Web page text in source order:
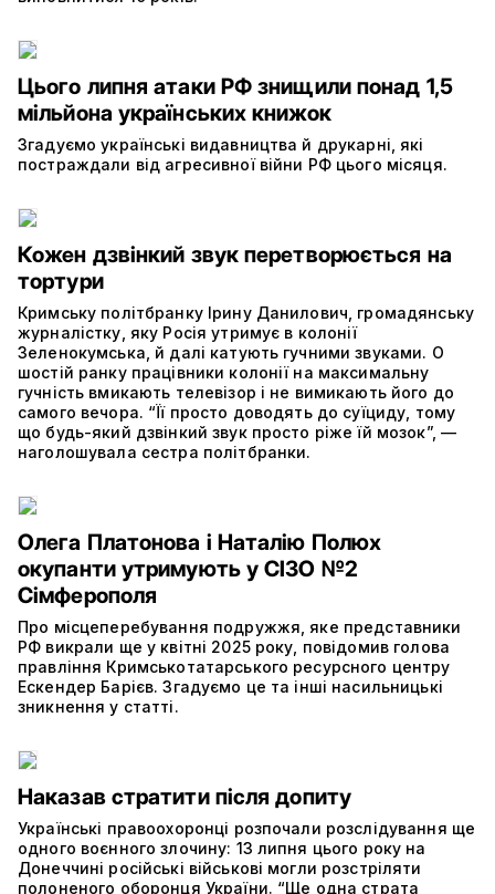
Цього липня атаки РФ знищили понад 1,5
мільйона українських книжок
Згадуємо українські видавництва й друкарні, які
постраждали від агресивної війни РФ цього місяця.
Кожен дзвінкий звук перетворюється на
тортури
Кримську політбранку Ірину Данилович, громадянську
журналістку, яку Росія утримує в колонії
Зеленокумська, й далі катують гучними звуками. О
шостій ранку працівники колонії на максимальну
гучність вмикають телевізор і не вимикають його до
самого вечора. “Її просто доводять до суїциду, тому
що будь-який дзвінкий звук просто ріже їй мозок”, —
наголошувала сестра політбранки.
Олега Платонова і Наталію Полюх
окупанти утримують у СІЗО №2
Сімферополя
Про місцеперебування подружжя, яке представники
РФ викрали ще у квітні 2025 року, повідомив голова
правління Кримськотатарського ресурсного центру
Ескендер Барієв. Згадуємо це та інші насильницькі
зникнення у статті.
Наказав стратити після допиту
Українські правоохоронці розпочали розслідування ще
одного воєнного злочину: 13 липня цього року на
Донеччині російські військові могли розстріляти
полоненого оборонця України. “Ще одна страта